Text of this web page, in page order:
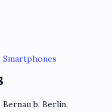
Smartphones
b. Berlin,